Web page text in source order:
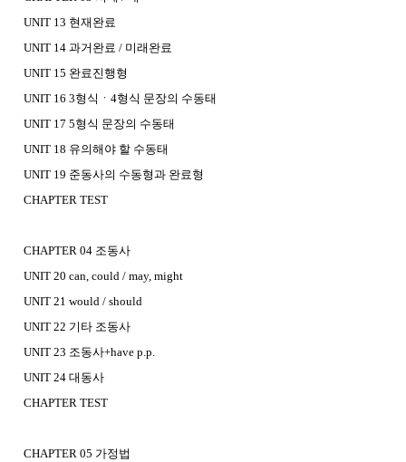
UNIT 13 현재완료
UNIT 14 과거완료 / 미래완료
UNIT 15 완료진행형
UNIT 16 3형식ㆍ4형식 문장의 수동태
UNIT 17 5형식 문장의 수동태
UNIT 18 유의해야 할 수동태
UNIT 19 준동사의 수동형과 완료형
CHAPTER TEST
CHAPTER 04 조동사
UNIT 20 can, could / may, might
UNIT 21 would / should
UNIT 22 기타 조동사
UNIT 23 조동사+have p.p.
UNIT 24 대동사
CHAPTER TEST
CHAPTER 05 가정법